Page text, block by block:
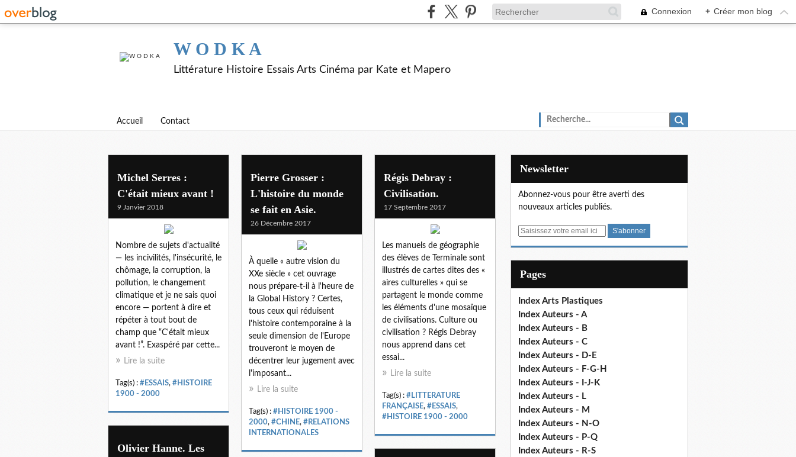
Connexion + Créer mon blog
W O D K A
Littérature Histoire Essais Arts Cinéma par Kate et Mapero
Accueil Contact
histoire 1900 - 2000
Michel Serres :
C'était mieux avant !
9 Janvier 2018
Nombre de sujets d'actualité
— les incivilités, l'insécurité, le
chômage, la corruption, la
pollution, le changement
climatique et je ne sais quoi
encore — portent à dire et
répéter à tout bout de
champ que “C'était mieux
avant !”. Exaspéré par cette...
Lire la suite
Tag(s) : #ESSAIS, #HISTOIRE
1900 - 2000
Pierre Grosser :
L'histoire du monde
se fait en Asie.
26 Décembre 2017
À quelle « autre vision du
XXe siècle » cet ouvrage
nous prépare-t-il à l'heure de
la Global History ? Certes,
tous ceux qui réduisent
l'histoire contemporaine à la
seule dimension de l'Europe
trouveront le moyen de
décentrer leur jugement avec
l'imposant...
Lire la suite
Tag(s) : #HISTOIRE 1900 -
2000, #CHINE, #RELATIONS
INTERNATIONALES
Régis Debray :
Civilisation.
17 Septembre 2017
Les manuels de géographie
des élèves de Terminale sont
illustrés de cartes dites des «
aires culturelles » qui se
partagent le monde comme
les éléments d'une mosaïque
de civilisations. Culture ou
civilisation ? Régis Debray
nous apprend dans cet
essai...
Lire la suite
Tag(s) : #LITTERATURE
FRANÇAISE, #ESSAIS,
#HISTOIRE 1900 - 2000
Olivier Hanne. Les
Newsletter
Abonnez-vous pour être averti des
nouveaux articles publiés.
E
Pages
Index Arts Plastiques
Index Auteurs - A
Index Auteurs - B
Index Auteurs - C
Index Auteurs - D-E
Index Auteurs - F-G-H
Index Auteurs - I-J-K
Index Auteurs - L
Index Auteurs - M
Index Auteurs - N-O
Index Auteurs - P-Q
Index Auteurs - R-S